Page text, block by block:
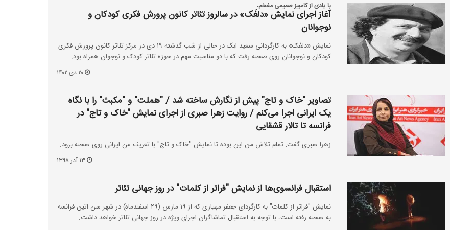
با یادی از کامبیز صمیمی مفخم،
آغاز اجرای نمایش «دلغَک» در سالروز تئاتر کانون پرورش فکری کودکان و
نوجوانان
نمایش «دلغَک» به کارگردانی سعید ابک در حالی از شب گذشته ۱۹ دی در مرکز تئاتر کانون پرورش فکری
کودکان و نوجوانان روی صحنه رفت که با دو مناسبت مهم در حوزه تئاتر کودک و نوجوان همراه بود.
۲۰ دی ۱۴۰۲
تصاویر "خاک و تاج" پیش از نگارش ساخته شد / "هملت" و "مکبث" را با نگاه
یک ایرانی اجرا می‌کنم / روایت زهرا صبری از اجرای نمایش "خاک و تاج" در
فرانسه تا تالار قشقایی
زهرا صبری گفت: تمام تلاش من این بوده تا نمایش "خاک و تاج" با تعریف منِ ایرانی روی صحنه برود.
۱۳ آذر ۱۳۹۸
استقبال فرانسوی‌ها از نمایش "فراتر از کلمات" در روز جهانی تئاتر
نمایش "فراتر از کلمات" به کارگردای جعفر مهیاری که از ۱۹ مارس (۲۹ اسفندماه) در شهر سن اتین فرانسه
به صحنه رفته است، با توجه به استقبال تماشاگران اجرای ویژه در روز جهانی تئاتر خواهد داشت.